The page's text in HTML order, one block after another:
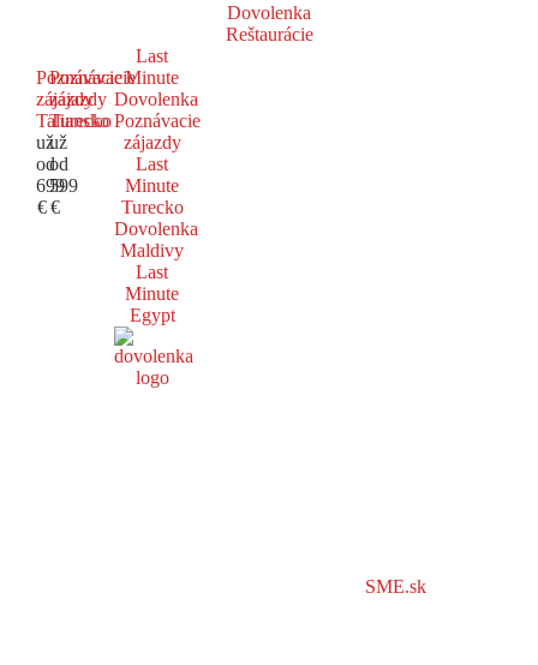
Dovolenka
Reštaurácie
Poznávacie
zájazdy
Taliansko
už
od
699
€
Poznávacie
zájazdy
Turecko
už
od
599
€
Last
Minute
Dovolenka
Poznávacie
zájazdy
Last
Minute
Turecko
Dovolenka
Maldivy
Last
Minute
Egypt
SME.sk